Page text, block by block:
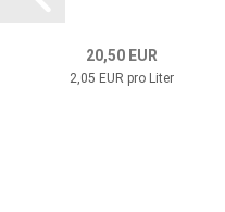
20,50 EUR
2,05 EUR pro Liter